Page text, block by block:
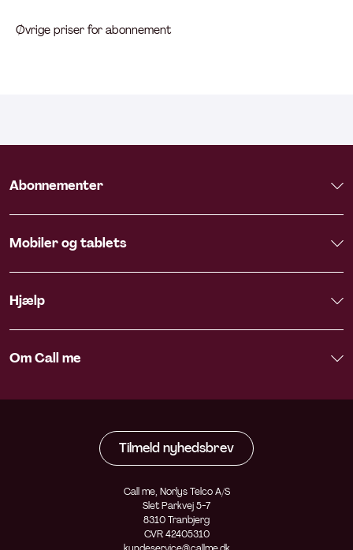
Øvrige priser for abonnement
Abonnementer
Mobiler og tablets
Hjælp
Om Call me
Tilmeld nyhedsbrev
Call me, Norlys Telco A/S
Slet Parkvej 5-7
8310 Tranbjerg
CVR 42405310